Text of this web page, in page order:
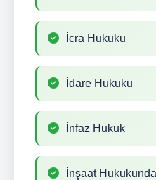
İcra Hukuku
İdare Hukuku
İnfaz Hukuk
İnşaat